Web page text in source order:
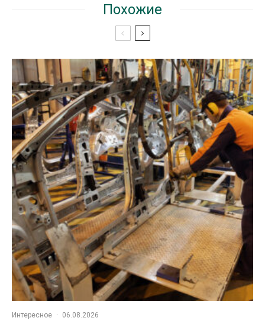
Похожие
Интересное · 06.08.2026